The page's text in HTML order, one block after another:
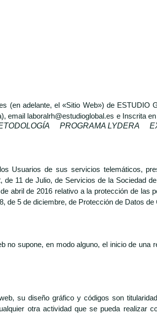
PROGRAMA LYDERA
(en adelante, el «Sitio Web») de
email laboralrh@estudioglobal.es e Inscrita
Usuarios de sus servicios telemáticos,
11 de Julio, de Servicios de la Sociedad
abril de 2016 relativo a la protección de las
de 5 de diciembre, de Protección de Datos
no supone, en modo alguno, el inicio de
su diseño gráfico y códigos son
otra actividad que se pueda realizar